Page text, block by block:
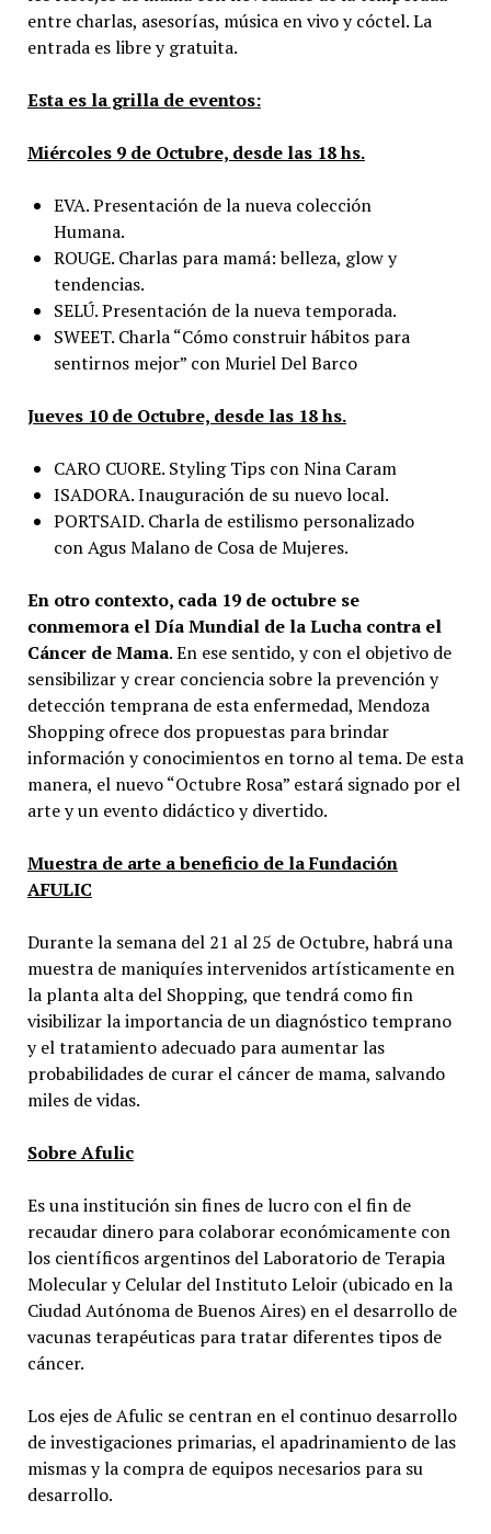
entre charlas, asesorías, música en vivo y cóctel. La
entrada es libre y gratuita.
Esta es la grilla de eventos:
Miércoles 9 de Octubre, desde las 18 hs.
EVA. Presentación de la nueva colección
Humana.
ROUGE. Charlas para mamá: belleza, glow y
tendencias.
SELÚ. Presentación de la nueva temporada.
SWEET. Charla “Cómo construir hábitos para
sentirnos mejor” con Muriel Del Barco
Jueves 10 de Octubre, desde las 18 hs.
CARO CUORE. Styling Tips con Nina Caram
ISADORA. Inauguración de su nuevo local.
PORTSAID. Charla de estilismo personalizado
con Agus Malano de Cosa de Mujeres.
En otro contexto, cada 19 de octubre se
conmemora el Día Mundial de la Lucha contra el
Cáncer de Mama. En ese sentido, y con el objetivo de
sensibilizar y crear conciencia sobre la prevención y
detección temprana de esta enfermedad, Mendoza
Shopping ofrece dos propuestas para brindar
información y conocimientos en torno al tema. De esta
manera, el nuevo “Octubre Rosa” estará signado por el
arte y un evento didáctico y divertido.
Muestra de arte a beneficio de la Fundación
AFULIC
Durante la semana del 21 al 25 de Octubre, habrá una
muestra de maniquíes intervenidos artísticamente en
la planta alta del Shopping, que tendrá como fin
visibilizar la importancia de un diagnóstico temprano
y el tratamiento adecuado para aumentar las
probabilidades de curar el cáncer de mama, salvando
miles de vidas.
Sobre Afulic
Es una institución sin fines de lucro con el fin de
recaudar dinero para colaborar económicamente con
los científicos argentinos del Laboratorio de Terapia
Molecular y Celular del Instituto Leloir (ubicado en la
Ciudad Autónoma de Buenos Aires) en el desarrollo de
vacunas terapéuticas para tratar diferentes tipos de
cáncer.
Los ejes de Afulic se centran en el continuo desarrollo
de investigaciones primarias, el apadrinamiento de las
mismas y la compra de equipos necesarios para su
desarrollo.